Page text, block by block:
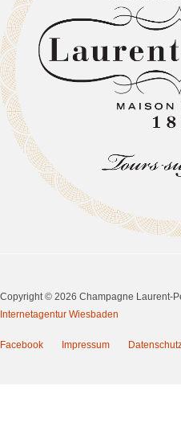
Copyright © 2026 Champagne Laurent-
Internetagentur Wiesbaden
Facebook Impressum